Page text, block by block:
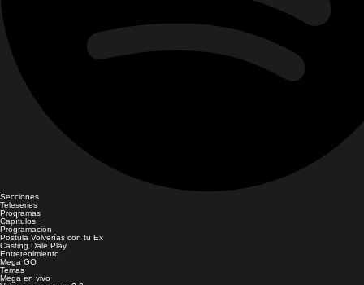
Secciones
Teleseries
Programas
Capítulos
Programación
Postula Volverías con tu Ex
Casting Dale Play
Entretenimiento
Mega GO
Temas
Mega en vivo